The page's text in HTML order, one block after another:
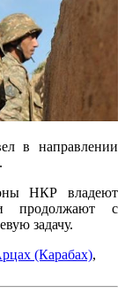
в направлении
НКР владеют
и продолжают с
задачу.
(Карабах),